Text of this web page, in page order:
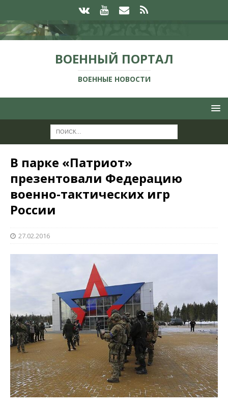
ВОЕННЫЙ ПОРТАЛ
ВОЕННЫЕ НОВОСТИ
В парке «Патриот»
презентовали Федерацию
военно-тактических игр
России
27.02.2016